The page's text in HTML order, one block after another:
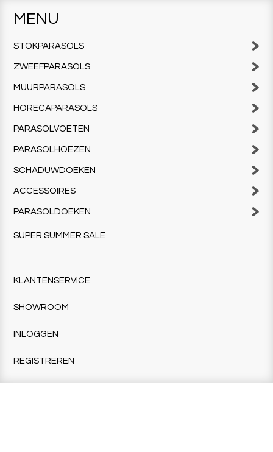
MENU
STOKPARASOLS
ZWEEFPARASOLS
MUURPARASOLS
HORECAPARASOLS
PARASOLVOETEN
PARASOLHOEZEN
SCHADUWDOEKEN
ACCESSOIRES
PARASOLDOEKEN
SUPER SUMMER SALE
KLANTENSERVICE
SHOWROOM
INLOGGEN
REGISTREREN